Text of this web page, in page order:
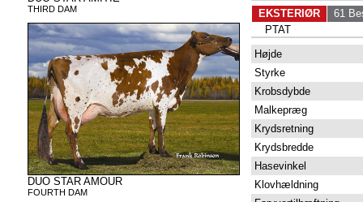
THIRD DAM
DUO STAR AMOUR
FOURTH DAM
EKSTERIØR
61
PTAT
Højde
Styrke
Krobsdybde
Malkepræg
Krydsretning
Krydsbredde
Hasevinkel
Klovhældning